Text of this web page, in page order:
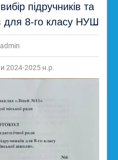
підручників та
для 8-го класу НУШ
admin
2024-2025 н.р.